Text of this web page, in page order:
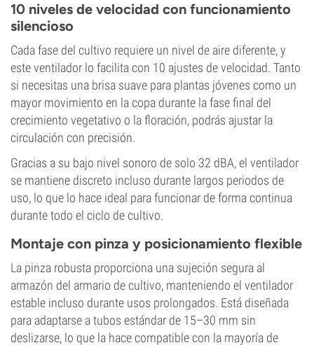
10 niveles de velocidad con funcionamiento
silencioso
Cada fase del cultivo requiere un nivel de aire diferente, y
este ventilador lo facilita con 10 ajustes de velocidad. Tanto
si necesitas una brisa suave para plantas jóvenes como un
mayor movimiento en la copa durante la fase final del
crecimiento vegetativo o la floración, podrás ajustar la
circulación con precisión.
Gracias a su bajo nivel sonoro de solo 32 dBA, el ventilador
se mantiene discreto incluso durante largos periodos de
uso, lo que lo hace ideal para funcionar de forma continua
durante todo el ciclo de cultivo.
Montaje con pinza y posicionamiento flexible
La pinza robusta proporciona una sujeción segura al
armazón del armario de cultivo, manteniendo el ventilador
estable incluso durante usos prolongados. Está diseñada
para adaptarse a tubos estándar de 15–30 mm sin
deslizarse, lo que la hace compatible con la mayoría de